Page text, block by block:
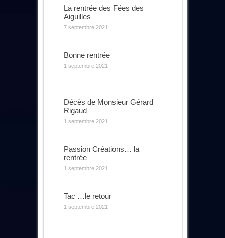
La rentrée des Fées des
Aiguilles
7 septembre 2021
Bonne rentrée
1 septembre 2021
Décès de Monsieur Gérard
Rigaud
1 septembre 2021
Passion Créations… la
rentrée
1 septembre 2021
Tac …le retour
1 septembre 2021